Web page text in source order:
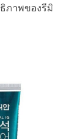
ภาพของรีมิ